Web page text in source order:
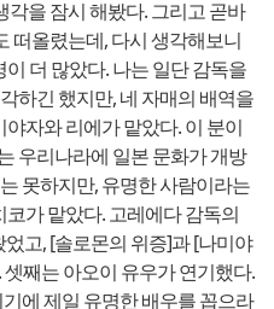
을 잠시 해봤다. 그리고 곧바
떠올렸는데, 다시 생각해보니
더 많았다. 나는 일단 감독을
하긴 했지만, 네 자매의 배역을
자와 리에가 맡았다. 이 분이
우리나라에 일본 문화가 개방
못하지만, 유명한 사람이라는
가 맡았다. 고레에다 감독의
고, [솔로몬의 위증]과 [나미야
째는 아오이 유우가 연기했다.
에 제일 유명한 배우를 꼽으라